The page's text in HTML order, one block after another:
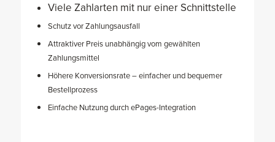
Viele Zahlarten mit nur einer Schnittstelle
Schutz vor Zahlungsausfall
Attraktiver Preis unabhängig vom gewählten
Zahlungsmittel
Höhere Konversionsrate – einfacher und bequemer
Bestellprozess
Einfache Nutzung durch ePages-Integration